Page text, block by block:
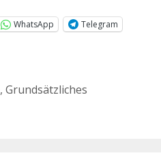
WhatsApp
Telegram
, Grundsätzliches